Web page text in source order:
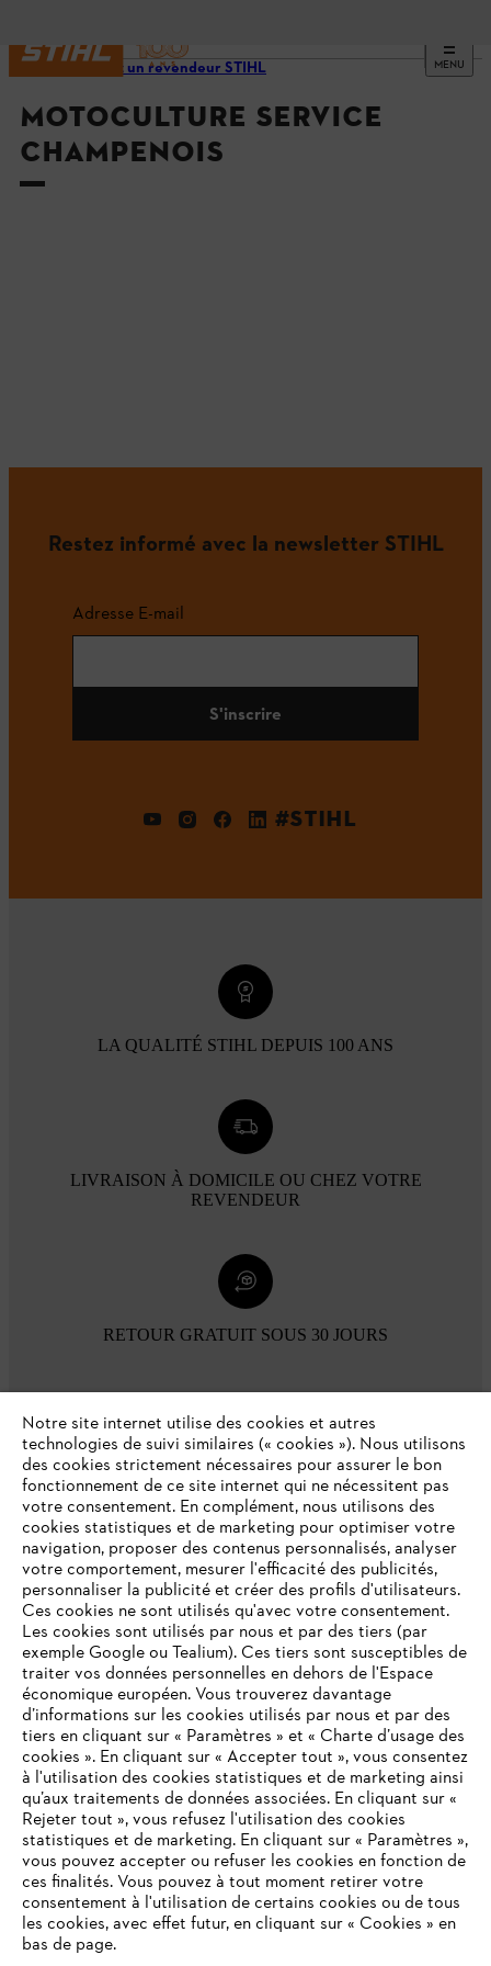
MENU
Trouvez un revendeur STIHL
MOTOCULTURE SERVICE
CHAMPENOIS
Restez informé avec la newsletter STIHL
Adresse E-mail
S'inscrire
#STIHL
LA QUALITÉ STIHL DEPUIS 100 ANS
LIVRAISON À DOMICILE OU CHEZ VOTRE
REVENDEUR
RETOUR GRATUIT SOUS 30 JOURS
L'Entreprise
Questions / Réponses
Service
Conditions Générales de Vente
VOTRE NAVIGATEUR INTERNET
N'EST PLUS PRIS EN CHARGE
Vous utilisez un navigateur Internet que nous ne prenons plus
en charge, et certaines fonctionnalités de notre site ne
peuvent fonctionner correctement. Pour une utilisation
Notre site internet utilise des cookies et autres
technologies de suivi similaires (« cookies »). Nous utilisons
des cookies strictement nécessaires pour assurer le bon
fonctionnement de ce site internet qui ne nécessitent pas
votre consentement. En complément, nous utilisons des
cookies statistiques et de marketing pour optimiser votre
navigation, proposer des contenus personnalisés, analyser
votre comportement, mesurer l'efficacité des publicités,
personnaliser la publicité et créer des profils d'utilisateurs.
Ces cookies ne sont utilisés qu'avec votre consentement.
Les cookies sont utilisés par nous et par des tiers (par
exemple Google ou Tealium). Ces tiers sont susceptibles de
traiter vos données personnelles en dehors de l'Espace
économique européen. Vous trouverez davantage
d’informations sur les cookies utilisés par nous et par des
tiers en cliquant sur « Paramètres » et « Charte d’usage des
cookies ». En cliquant sur « Accepter tout », vous consentez
à l'utilisation des cookies statistiques et de marketing ainsi
qu’aux traitements de données associées. En cliquant sur «
Rejeter tout », vous refusez l'utilisation des cookies
statistiques et de marketing. En cliquant sur « Paramètres »,
vous pouvez accepter ou refuser les cookies en fonction de
ces finalités. Vous pouvez à tout moment retirer votre
consentement à l'utilisation de certains cookies ou de tous
les cookies, avec effet futur, en cliquant sur « Cookies » en
bas de page.